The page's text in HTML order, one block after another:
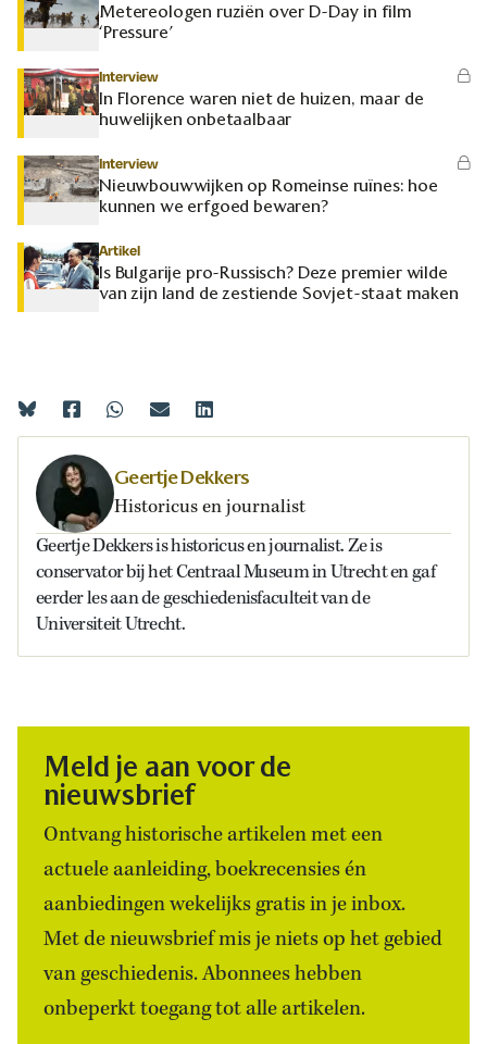
Metereologen ruziën over D-Day in film
‘Pressure’
Interview
In Florence waren niet de huizen, maar de
huwelijken onbetaalbaar
Interview
Nieuwbouwwijken op Romeinse ruïnes: hoe
kunnen we erfgoed bewaren?
Artikel
Is Bulgarije pro-Russisch? Deze premier wilde
van zijn land de zestiende Sovjet-staat maken
Geertje Dekkers
Historicus en journalist
Geertje Dekkers is historicus en journalist. Ze is
conservator bij het Centraal Museum in Utrecht en gaf
eerder les aan de geschiedenisfaculteit van de
Universiteit Utrecht.
Meld je aan voor de
nieuwsbrief
Ontvang historische artikelen met een
actuele aanleiding, boekrecensies én
aanbiedingen wekelijks gratis in je inbox.
Met de nieuwsbrief mis je niets op het gebied
van geschiedenis. Abonnees hebben
onbeperkt toegang tot alle artikelen.